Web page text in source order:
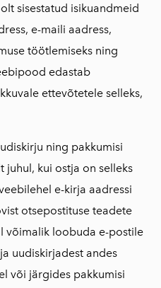
sisestatud isikuandmeid
e-maili aadress,
töötlemiseks ning
edastab
ettevõtetele selleks,
ning pakkumisi
juhul, kui ostja on selleks
e-kirja aadressi
otsepostituse teadete
võimalik loobuda e-postile
uudiskirjadest andes
või järgides pakkumisi